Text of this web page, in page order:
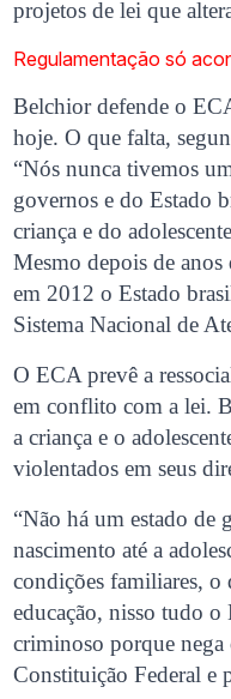
projetos de lei que
Regulamentação só
Belchior defende o
hoje. O que falta,
“Nós nunca tivemos
governos e do Estado
criança e do
Mesmo depois de
em 2012 o Estado
Sistema Nacional de
O ECA prevê a
em conflito com a lei.
a criança e o
violentados em seus
“Não há um estado de
nascimento até a
condições familiares, o
educação, nisso tudo o
criminoso porque
Constituição Federal